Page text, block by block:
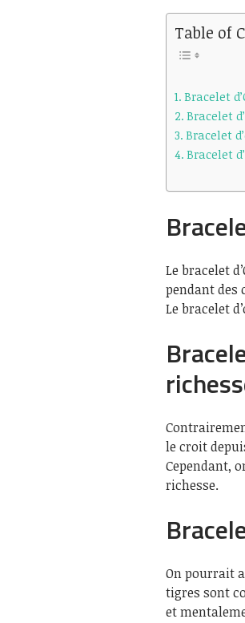
Table of
Bracelet
Bracelet
Bracelet
Bracelet
Le bracelet
pendant des
Le bracelet
le croit
Cependant,
richesse.
On pourrait
tigres sont
et